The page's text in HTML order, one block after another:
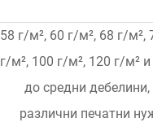
58 г/м², 60 г/м², 68 г/м²,
г/м², 100 г/м², 120 г/м²
до средни
различни печатни